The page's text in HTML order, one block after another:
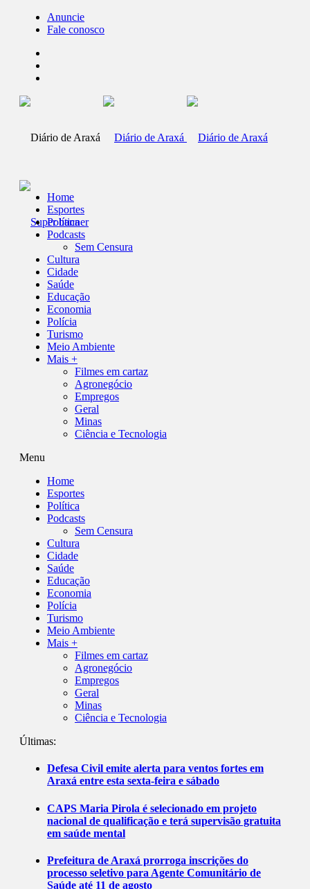
Anuncie
Fale conosco
Home
Esportes
Política
Podcasts
Sem Censura
Cultura
Cidade
Saúde
Educação
Economia
Polícia
Turismo
Meio Ambiente
Mais +
Filmes em cartaz
Agronegócio
Empregos
Geral
Minas
Ciência e Tecnologia
Menu
Home
Esportes
Política
Podcasts
Sem Censura
Cultura
Cidade
Saúde
Educação
Economia
Polícia
Turismo
Meio Ambiente
Mais +
Filmes em cartaz
Agronegócio
Empregos
Geral
Minas
Ciência e Tecnologia
Últimas:
Defesa Civil emite alerta para ventos fortes em
Araxá entre esta sexta-feira e sábado
CAPS Maria Pirola é selecionado em projeto
nacional de qualificação e terá supervisão gratuita
em saúde mental
Prefeitura de Araxá prorroga inscrições do
processo seletivo para Agente Comunitário de
Saúde até 11 de agosto